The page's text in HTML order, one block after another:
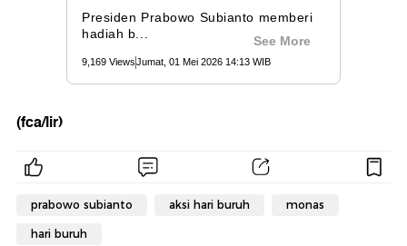
(fca/lir)
prabowo subianto aksi hari buruh monas
hari buruh